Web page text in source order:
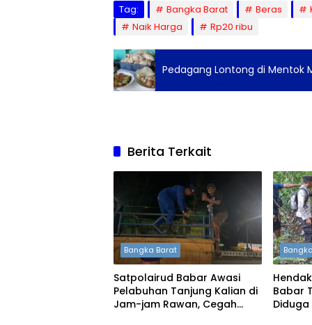
Tag: Bangka Barat Beras
Naik Harga
Rp20 ribu
Pedagang Lontong di Mentok
Berita Terkait
Bangka Barat
Satpolairud Babar Awasi
Pelabuhan Tanjung Kalian di
Jam-jam Rawan, Cegah
Babar